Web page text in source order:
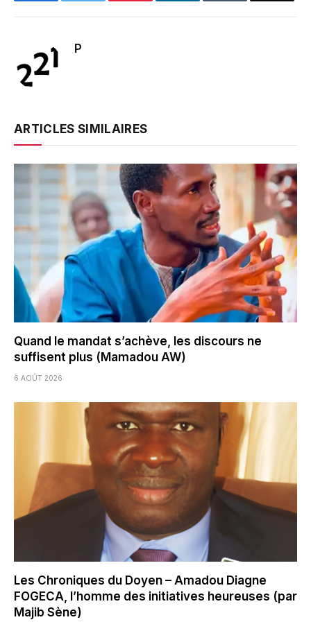
P
ARTICLES SIMILAIRES
Quand le mandat s’achève, les discours ne
suffisent plus (Mamadou AW)
6 AOÛT 2026
Les Chroniques du Doyen – Amadou Diagne
FOGECA, l’homme des initiatives heureuses (par
Majib Sène)